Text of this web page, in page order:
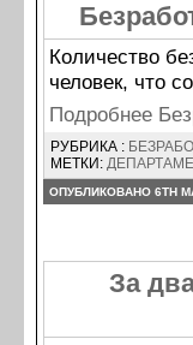
Количество
человек, что
Подробнее
РУБРИКА :
МЕТКИ:
ОПУБЛИКОВАНО 6TH
За